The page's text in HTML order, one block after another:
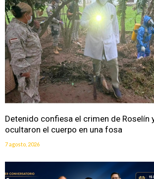
Detenido confiesa el crimen de Roselín
ocultaron el cuerpo en una fosa
7 agosto, 2026